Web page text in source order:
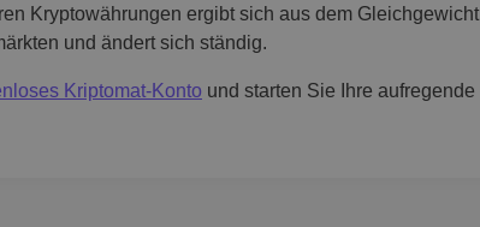
Kryptowährungen ergibt sich aus dem Gleichgewicht
und ändert sich ständig.
Kriptomat-Konto und starten Sie Ihre aufregende